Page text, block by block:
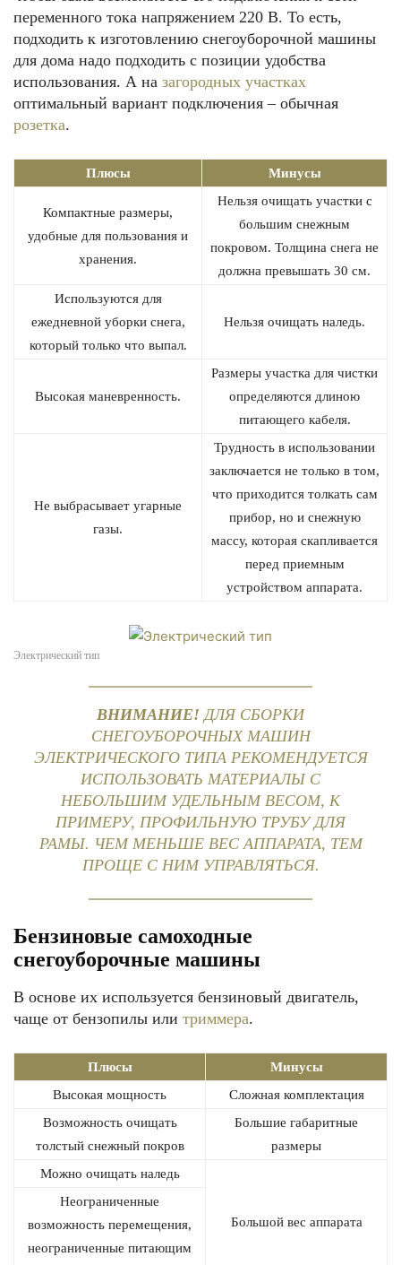
переменного тока напряжением 220 В. То есть,
подходить к изготовлению снегоуборочной машины
для дома надо подходить с позиции удобства
использования. А на загородных участках
оптимальный вариант подключения – обычная
розетка.
Плюсы Минусы
Компактные размеры,
удобные для пользования и
хранения.
Нельзя очищать участки с
большим снежным
покровом. Толщина снега не
должна превышать 30 см.
Используются для
ежедневной уборки снега,
который только что выпал.
Нельзя очищать наледь.
Высокая маневренность.
Размеры участка для чистки
определяются длиною
питающего кабеля.
Не выбрасывает угарные
газы.
Трудность в использовании
заключается не только в том,
что приходится толкать сам
прибор, но и снежную
массу, которая скапливается
перед приемным
устройством аппарата.
Электрический тип
ВНИМАНИЕ! ДЛЯ СБОРКИ
СНЕГОУБОРОЧНЫХ МАШИН
ЭЛЕКТРИЧЕСКОГО ТИПА РЕКОМЕНДУЕТСЯ
ИСПОЛЬЗОВАТЬ МАТЕРИАЛЫ С
НЕБОЛЬШИМ УДЕЛЬНЫМ ВЕСОМ, К
ПРИМЕРУ, ПРОФИЛЬНУЮ ТРУБУ ДЛЯ
РАМЫ. ЧЕМ МЕНЬШЕ ВЕС АППАРАТА, ТЕМ
ПРОЩЕ С НИМ УПРАВЛЯТЬСЯ.
Бензиновые самоходные
снегоуборочные машины
В основе их используется бензиновый двигатель,
чаще от бензопилы или триммера.
Плюсы
Минусы
Высокая мощность
Сложная комплектация
Возможность очищать
толстый снежный покров
Большие габаритные
размеры
Можно очищать наледь
Большой вес аппарата
Неограниченные
возможность перемещения,
неограниченные питающим